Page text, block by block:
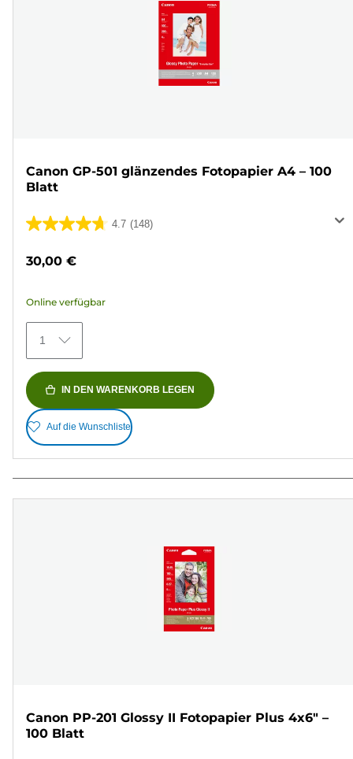
Canon GP-501 glänzendes Fotopapier A4 – 100
Blatt
4.7 (148)
4.7
5
148
Bewertungen
30,00 €
Online verfügbar
1
IN DEN WARENKORB LEGEN
Auf die Wunschliste
Canon PP-201 Glossy II Fotopapier Plus 4x6" –
100 Blatt